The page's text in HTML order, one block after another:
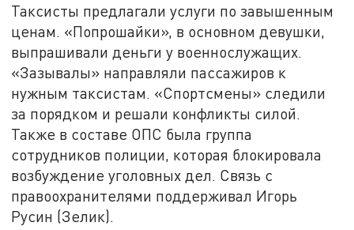
Таксисты предлагали услуги по завышенным
ценам. «Попрошайки», в основном девушки,
выпрашивали деньги у военнослужащих.
«Зазывалы» направляли пассажиров к
нужным таксистам. «Спортсмены» следили
за порядком и решали конфликты силой.
Также в составе ОПС была группа
сотрудников полиции, которая блокировала
возбуждение уголовных дел. Связь с
правоохранителями поддерживал Игорь
Русин (Зелик).